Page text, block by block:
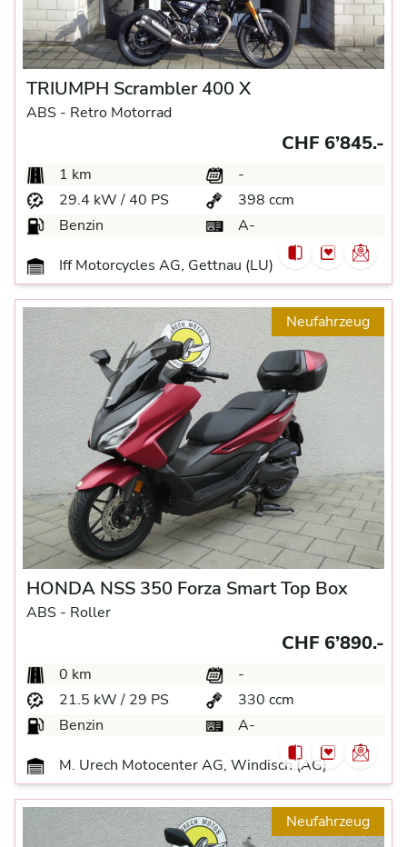
TRIUMPH Scrambler 400 X
ABS - Retro Motorrad
CHF 6’845.-
1 km
-
29.4 kW / 40 PS
398 ccm
Benzin
A-
Iff Motorcycles AG, Gettnau (LU)
Neufahrzeug
HONDA NSS 350 Forza Smart Top Box
ABS - Roller
CHF 6’890.-
0 km
-
21.5 kW / 29 PS
330 ccm
Benzin
A-
M. Urech Motocenter AG, Windisch (AG)
Neufahrzeug